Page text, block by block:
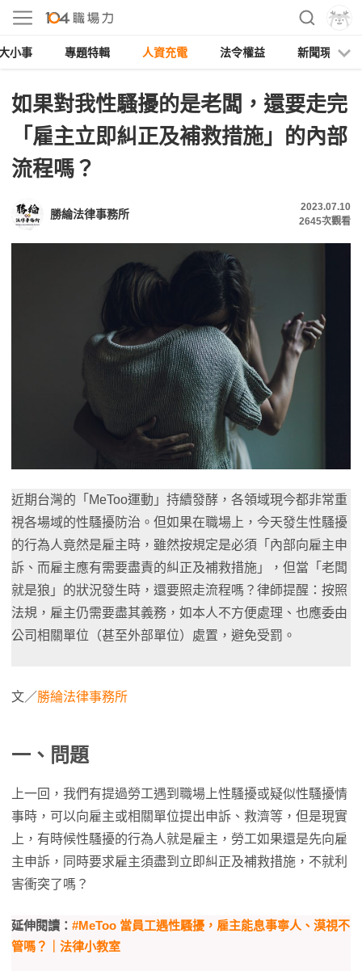
小事 專題特輯 人資充電 法令權益 新聞現場
如果對我性騷擾的是老闆，還要走完
「雇主立即糾正及補救措施」的內部
流程嗎？
勝綸法律事務所
2023.07.10
2645次觀看
近期台灣的「MeToo運動」持續發酵，各領域現今都非常重
視各場域的性騷擾防治。但如果在職場上，今天發生性騷擾
的行為人竟然是雇主時，雖然按規定是必須「內部向雇主申
訴、而雇主應有需要盡責的糾正及補救措施」，但當「老闆
就是狼」的狀況發生時，還要照走流程嗎？律師提醒：按照
法規，雇主仍需要盡其義務，如本人不方便處理、也應委由
公司相關單位（甚至外部單位）處置，避免受罰。
文／勝綸法律事務所
一、問題
上一回，我們有提過勞工遇到職場上性騷擾或疑似性騷擾情
事時，可以向雇主或相關單位提出申訴、救濟等，但是現實
上，有時候性騷擾的行為人就是雇主，勞工如果還是先向雇
主申訴，同時要求雇主須盡到立即糾正及補救措施，不就利
害衝突了嗎？
延伸閱讀： #MeToo 當員工遇性騷擾，雇主能息事寧人、漠視不
管嗎？｜法律小教室